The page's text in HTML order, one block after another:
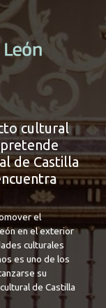
cultural
de Castilla
el
en el exterior
culturales
es uno de los
su
de Castilla